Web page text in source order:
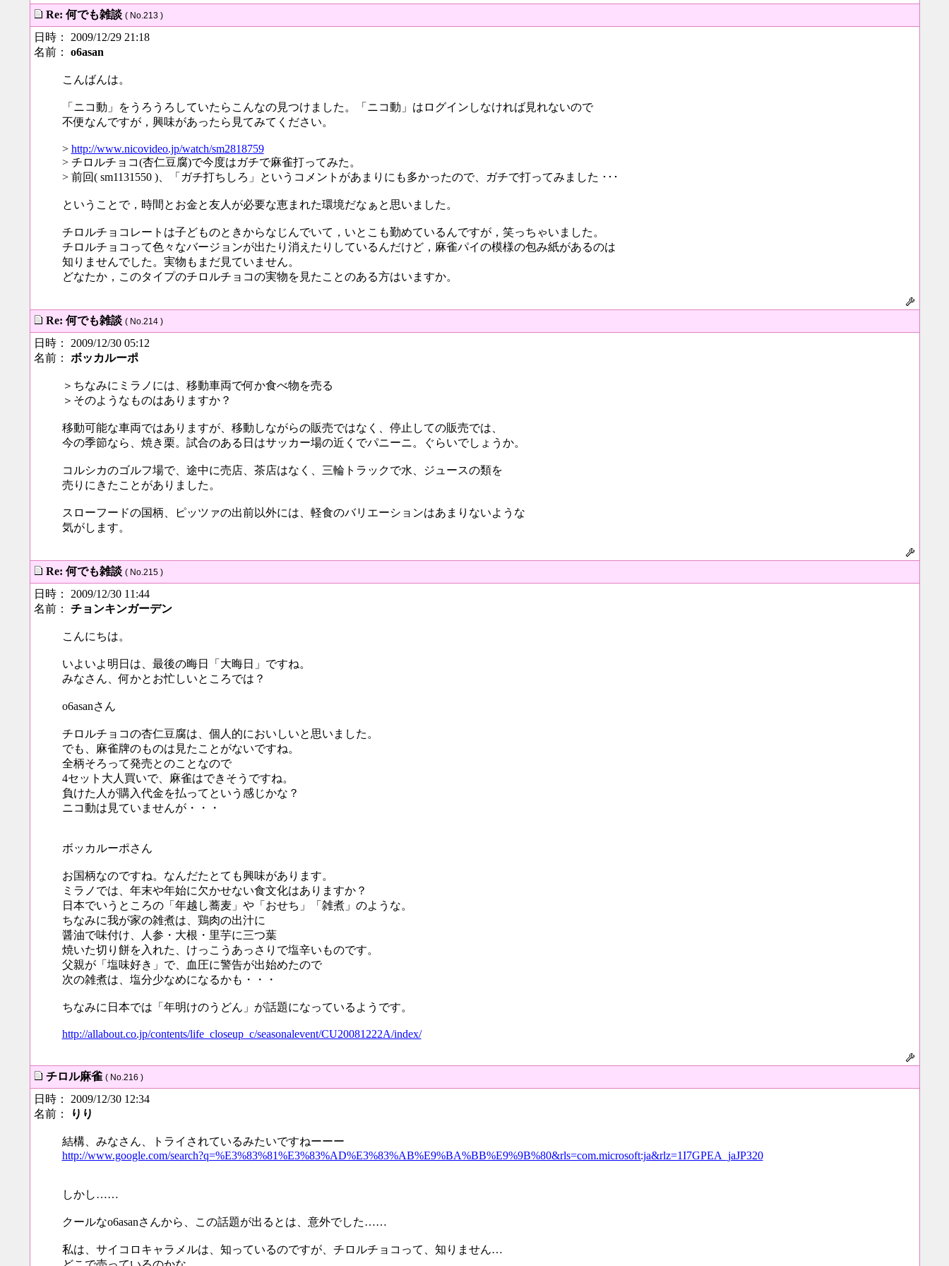
Re: 何でも雑談 ( No.213 )
日時： 2009/12/29 21:18
名前： o6asan
こんばんは。
「ニコ動」をうろうろしていたらこんなの見つけました。「ニコ動」はログインしなければ見れないので
不便なんですが，興味があったら見てみてください。
> http://www.nicovideo.jp/watch/sm2818759
> チロルチョコ(杏仁豆腐)で今度はガチで麻雀打ってみた。
> 前回( sm1131550 )、「ガチ打ちしろ」というコメントがあまりにも多かったので、ガチで打ってみました ･･･
ということで，時間とお金と友人が必要な恵まれた環境だなぁと思いました。
チロルチョコレートは子どものときからなじんでいて，いとこも勤めているんですが，笑っちゃいました。
チロルチョコって色々なバージョンが出たり消えたりしているんだけど，麻雀パイの模様の包み紙があるのは
知りませんでした。実物もまだ見ていません。
どなたか，このタイプのチロルチョコの実物を見たことのある方はいますか。
Re: 何でも雑談 ( No.214 )
日時： 2009/12/30 05:12
名前： ボッカルーポ
＞ちなみにミラノには、移動車両で何か食べ物を売る
＞そのようなものはありますか？
移動可能な車両ではありますが、移動しながらの販売ではなく、停止しての販売では、
今の季節なら、焼き栗。試合のある日はサッカー場の近くでパニーニ。ぐらいでしょうか。
コルシカのゴルフ場で、途中に売店、茶店はなく、三輪トラックで水、ジュースの類を
売りにきたことがありました。
スローフードの国柄、ピッツァの出前以外には、軽食のバリエーションはあまりないような
気がします。
Re: 何でも雑談 ( No.215 )
日時： 2009/12/30 11:44
名前： チョンキンガーデン
こんにちは。
いよいよ明日は、最後の晦日「大晦日」ですね。
みなさん、何かとお忙しいところでは？
o6asanさん
チロルチョコの杏仁豆腐は、個人的においしいと思いました。
でも、麻雀牌のものは見たことがないですね。
全柄そろって発売とのことなので
4セット大人買いで、麻雀はできそうですね。
負けた人が購入代金を払ってという感じかな？
ニコ動は見ていませんが・・・
ボッカルーポさん
お国柄なのですね。なんだたとても興味があります。
ミラノでは、年末や年始に欠かせない食文化はありますか？
日本でいうところの「年越し蕎麦」や「おせち」「雑煮」のような。
ちなみに我が家の雑煮は、鶏肉の出汁に
醤油で味付け、人参・大根・里芋に三つ葉
焼いた切り餅を入れた、けっこうあっさりで塩辛いものです。
父親が「塩味好き」で、血圧に警告が出始めたので
次の雑煮は、塩分少なめになるかも・・・
ちなみに日本では「年明けのうどん」が話題になっているようです。
http://allabout.co.jp/contents/life_closeup_c/seasonalevent/CU20081222A/index/
チロル麻雀 ( No.216 )
日時： 2009/12/30 12:34
名前：
りり
結構、みなさん、トライされているみたいですねーーー
http://www.google.com/search?q=%E3%83%81%E3%83%AD%E3%83%AB%E9%BA%BB%E9%9B%80&rls=com.microsoft:ja&rlz=1I7GPEA_jaJP320
しかし……
クールなo6asanさんから、この話題が出るとは、意外でした……
私は、サイコロキャラメルは、知っているのですが、チロルチョコって、知りません…